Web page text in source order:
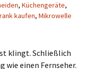
, Küchengeräte,
kaufen, Mikrowelle
klingt. Schließlich
wie einen Fernseher.